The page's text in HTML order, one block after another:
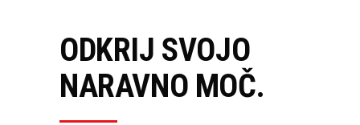
ODKRIJ SVOJO
NARAVNO MOČ.